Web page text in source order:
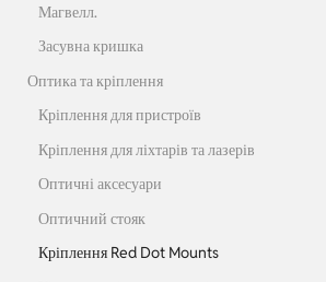
Магвелл.
Засувна кришка
Оптика та кріплення
Кріплення для пристроїв
Кріплення для ліхтарів та лазерів
Оптичні аксесуари
Оптичний стояк
Кріплення Red Dot Mounts